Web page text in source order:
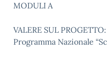
MODULI A
VALERE SUL
Programma Nazionale